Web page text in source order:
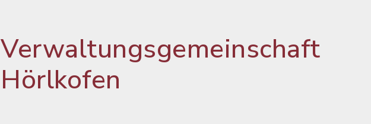
Verwaltungsgemeinschaft
Hörlkofen